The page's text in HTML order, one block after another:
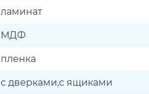
ламинат
МДФ
пленка
с дверками,с ящиками